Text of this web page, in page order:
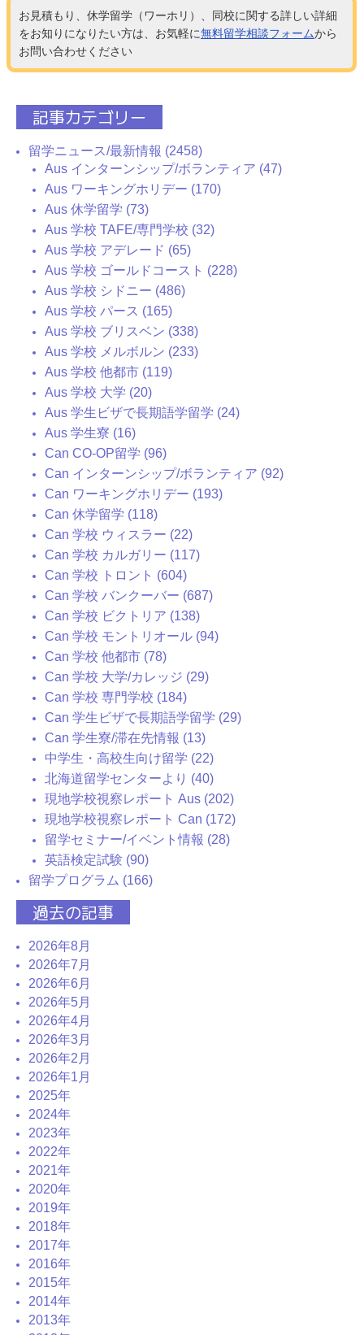
お見積もり、休学留学（ワーホリ）、同校に関する詳しい詳細
をお知りになりたい方は、お気軽に無料留学相談フォームから
お問い合わせください
記事カテゴリー
留学ニュース/最新情報 (2458)
Aus インターンシップ/ボランティア (47)
Aus ワーキングホリデー (170)
Aus 休学留学 (73)
Aus 学校 TAFE/専門学校 (32)
Aus 学校 アデレード (65)
Aus 学校 ゴールドコースト (228)
Aus 学校 シドニー (486)
Aus 学校 パース (165)
Aus 学校 ブリスベン (338)
Aus 学校 メルボルン (233)
Aus 学校 他都市 (119)
Aus 学校 大学 (20)
Aus 学生ビザで長期語学留学 (24)
Aus 学生寮 (16)
Can CO-OP留学 (96)
Can インターンシップ/ボランティア (92)
Can ワーキングホリデー (193)
Can 休学留学 (118)
Can 学校 ウィスラー (22)
Can 学校 カルガリー (117)
Can 学校 トロント (604)
Can 学校 バンクーバー (687)
Can 学校 ビクトリア (138)
Can 学校 モントリオール (94)
Can 学校 他都市 (78)
Can 学校 大学/カレッジ (29)
Can 学校 専門学校 (184)
Can 学生ビザで長期語学留学 (29)
Can 学生寮/滞在先情報 (13)
中学生・高校生向け留学 (22)
北海道留学センターより (40)
現地学校視察レポート Aus (202)
現地学校視察レポート Can (172)
留学セミナー/イベント情報 (28)
英語検定試験 (90)
留学プログラム (166)
過去の記事
2026年8月
2026年7月
2026年6月
2026年5月
2026年4月
2026年3月
2026年2月
2026年1月
2025年
2024年
2023年
2022年
2021年
2020年
2019年
2018年
2017年
2016年
2015年
2014年
2013年